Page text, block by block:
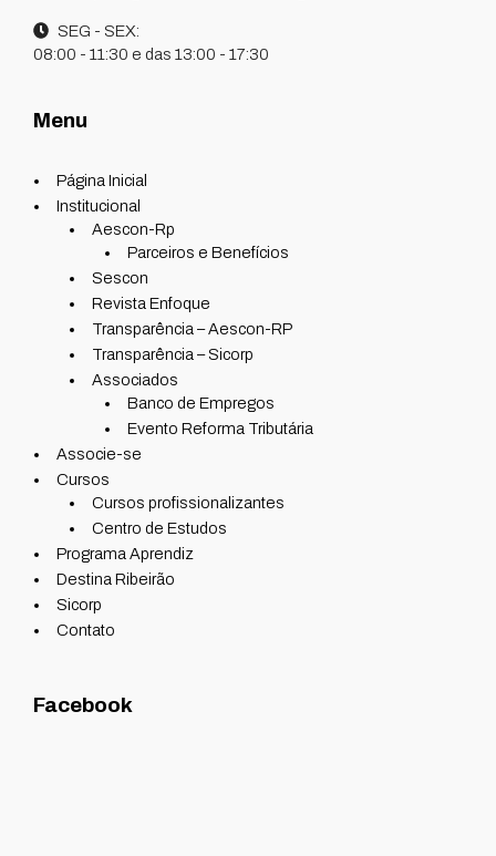
SEG - SEX:
08:00 - 11:30 e das 13:00 - 17:30
Menu
Página Inicial
Institucional
Aescon-Rp
Parceiros e Benefícios
Sescon
Revista Enfoque
Transparência – Aescon-RP
Transparência – Sicorp
Associados
Banco de Empregos
Evento Reforma Tributária
Associe-se
Cursos
Cursos profissionalizantes
Centro de Estudos
Programa Aprendiz
Destina Ribeirão
Sicorp
Contato
Facebook